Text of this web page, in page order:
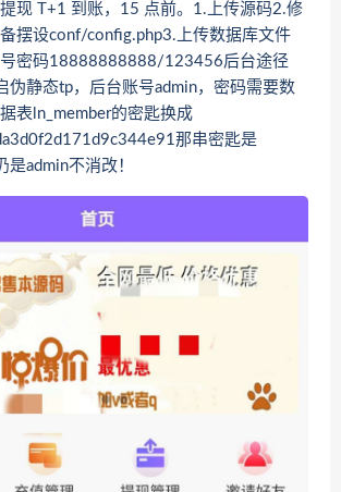
现 T+1 到账，15 点前。1.上传源码2.修
摆设conf/config.php3.上传数据库文件
密码18888888888/123456后台途径
伪静态tp，后台账号admin，密码需要数
表ln_member的密匙换成
那串密匙是
admin不消改！